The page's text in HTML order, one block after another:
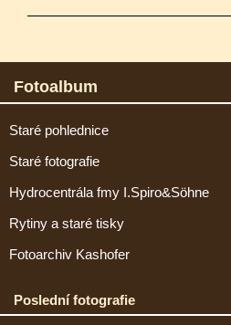
Fotoalbum
Staré pohlednice
Staré fotografie
Hydrocentrála fmy I.Spiro&Söhne
Rytiny a staré tisky
Fotoarchiv Kashofer
Poslední fotografie